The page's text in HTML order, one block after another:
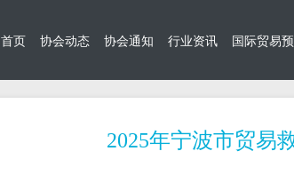
首页 协会动态 协会通知 行业资讯 国际贸易
2025年宁波市贸易